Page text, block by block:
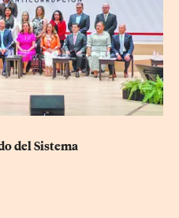
del Sistema